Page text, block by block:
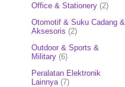
Office & Stationery (2)
Otomotif & Suku Cadang &
Aksesoris (2)
Outdoor & Sports &
Military (6)
Peralatan Elektronik
Lainnya (7)